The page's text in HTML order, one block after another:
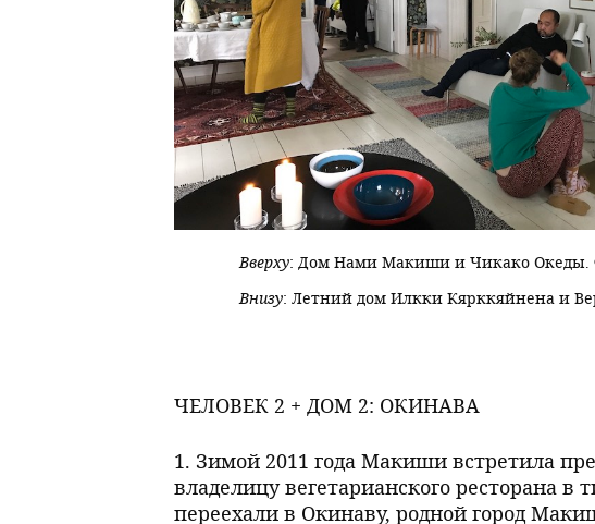
Вверху: Дом Нами Макиши и Чикако Океды.
Внизу: Летний дом Илкки Кярккяйнена и
ЧЕЛОВЕК 2 + ДОМ 2: ОКИНАВА
1. Зимой 2011 года Макиши встретила
владелицу вегетарианского ресторана в
переехали в Окинаву, родной город